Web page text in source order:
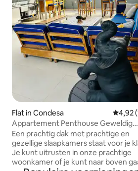
Flat in Condesa
4,92
Appartement Penthouse Geweldig
uitzicht in Condesa Ciudad de Mexico
Een prachtig dak met prachtige en
gezellige slaapkamers staat voor je
Je kunt uitrusten in onze prachtige
woonkamer of je kunt naar boven